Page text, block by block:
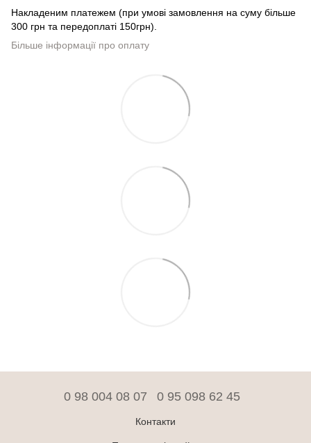
Накладеним платежем (при умові замовлення на суму більше
300 грн та передоплаті 150грн).
Більше інформації про оплату
0 98 004 08 07 0 95 098 62 45
Контакти